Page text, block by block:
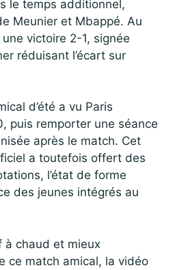
le temps additionnel,
Meunier et Mbappé. Au
victoire 2-1, signée
réduisant l’écart sur
d’été a vu Paris
puis remporter une séance
après le match. Cet
a toutefois offert des
l’état de forme
des jeunes intégrés au
à chaud et mieux
ce match amical, la vidéo